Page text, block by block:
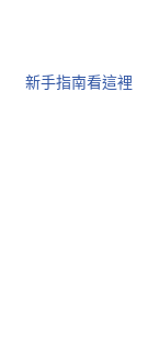
新手指南看這裡